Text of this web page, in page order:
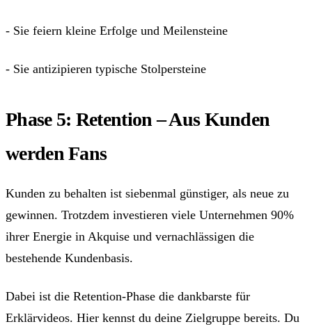
- Sie feiern kleine Erfolge und Meilensteine
- Sie antizipieren typische Stolpersteine
Phase 5: Retention – Aus Kunden
werden Fans
Kunden zu behalten ist siebenmal günstiger, als neue zu
gewinnen. Trotzdem investieren viele Unternehmen 90%
ihrer Energie in Akquise und vernachlässigen die
bestehende Kundenbasis.
Dabei ist die Retention-Phase die dankbarste für
Erklärvideos. Hier kennst du deine Zielgruppe bereits. Du